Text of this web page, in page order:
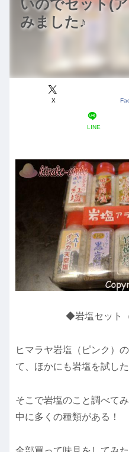
いのでセット(
みました♪
X
LINE
◆岩塩セット
ヒマラヤ岩塩（ピンク）
て、ほかにも岩塩を試し
そこで岩塩のこと調べて
中に多くの種類がある！